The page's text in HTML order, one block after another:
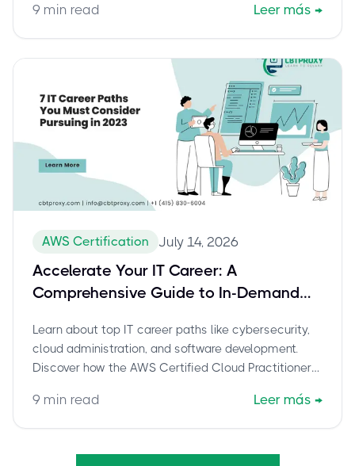
including how CBTProxy helps you pass with
confidence.
9 min read Leer más →
AWS Certification July 14, 2026
Accelerate Your IT Career: A
Comprehensive Guide to In-Demand
Practitioner (CLF-C02) Exam
Learn about top IT career paths like cybersecurity,
cloud administration, and software development.
Discover how the AWS Certified Cloud Practitioner
cloud computing and boost your career. Explore
exam details and preparation tips.
9 min read Leer más →